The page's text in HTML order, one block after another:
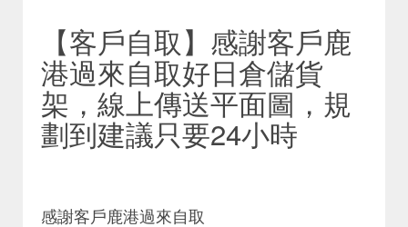
【客戶自取】感謝客戶鹿
港過來自取好日倉儲貨
架，線上傳送平面圖，規
劃到建議只要24小時
感謝客戶鹿港過來自取